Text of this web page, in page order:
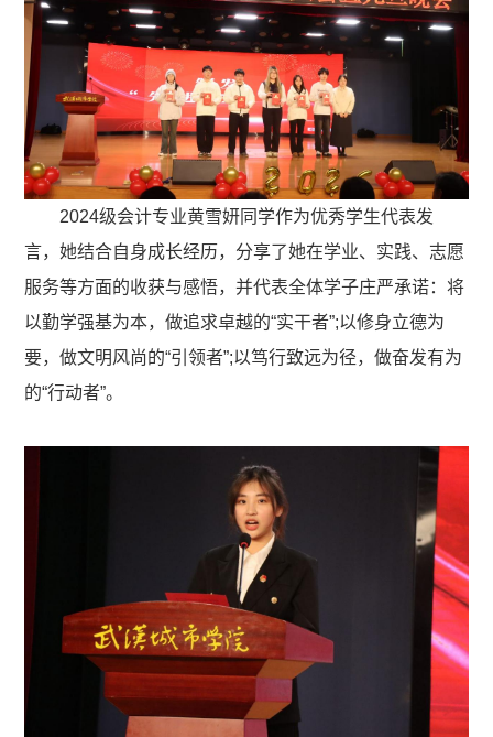
2024级会计专业黄雪妍同学作为优秀学生代表发
言，她结合自身成长经历，分享了她在学业、实践、志愿
服务等方面的收获与感悟，并代表全体学子庄严承诺：将
以勤学强基为本，做追求卓越的“实干者”;以修身立德为
要，做文明风尚的“引领者”;以笃行致远为径，做奋发有为
的“行动者”。